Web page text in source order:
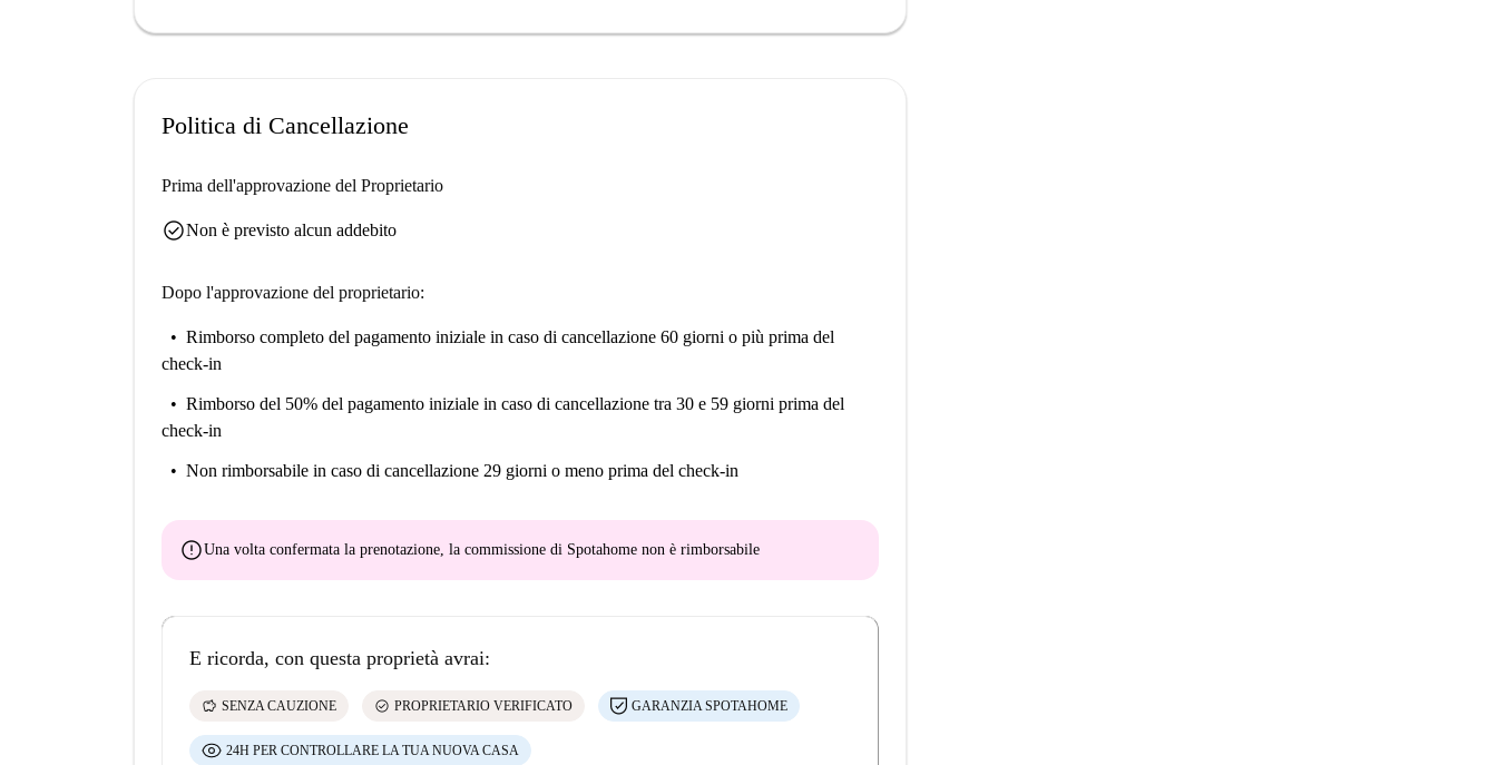
il tempo libero. Anche ristoranti come Duncan Terrace e Kauai si trovano nelle vicinanze, offrendo
raggiungibili a piedi, rendendo questo appartamento la scelta ideale per gli studenti.
Politica di Cancellazione
Prima dell'approvazione del Proprietario
check_circleNon è previsto alcun addebito
Dopo l'approvazione del proprietario:
Rimborso completo del pagamento iniziale in caso di cancellazione 60 giorni o più prima del
check-in
Rimborso del 50% del pagamento iniziale in caso di cancellazione tra 30 e 59 giorni prima del
check-in
Non rimborsabile in caso di cancellazione 29 giorni o meno prima del check-in
errorUna volta confermata la prenotazione, la commissione di Spotahome non è rimborsabile
E ricorda, con questa proprietà avrai:
savings SENZA CAUZIONE check_circle PROPRIETARIO VERIFICATO GARANZIA SPOTAHOME
24H PER CONTROLLARE LA TUA NUOVA CASA